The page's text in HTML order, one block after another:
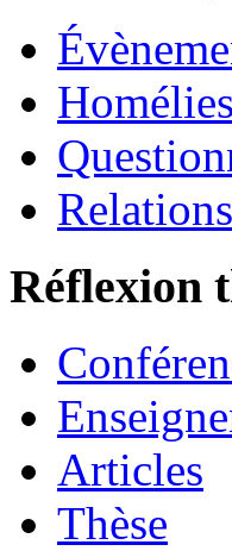
Homélies
Réflexion
Articles
Thèse